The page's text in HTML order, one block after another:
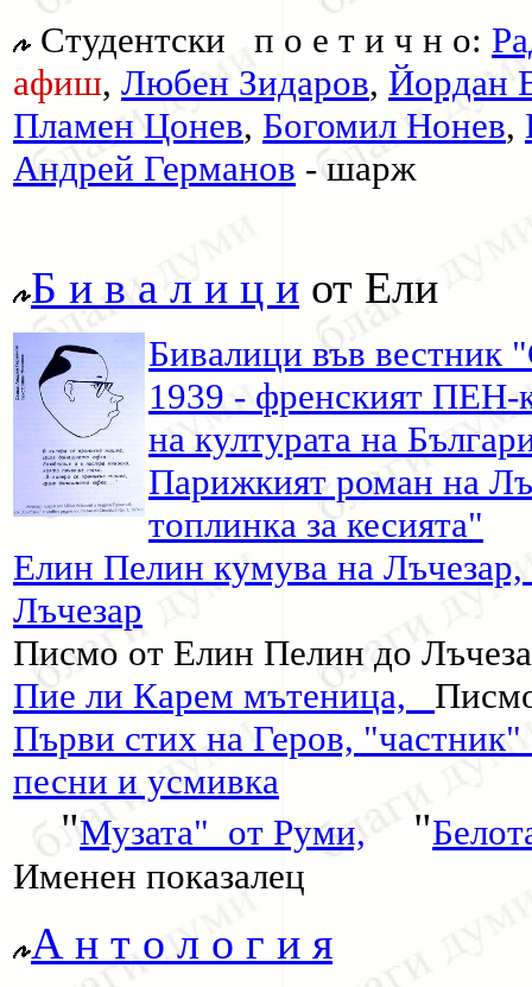
Студентски п о е т и ч н о:
афиш, Любен Зидаров, Йордан
Пламен Цонев, Богомил Нонев,
Андрей Германов - шарж
Б и в а л и ц и от Ели
Бивалици във вестник
1939 - френският ПЕН-
на културата на
Парижкият роман на
топлинка за кесията"
Елин Пелин кумува на
Лъчезар
Писмо от Елин Пелин до
Пие ли Карем мътеница,
Първи стих на Геров,
песни и усмивка
"Музата" от Руми, "
Именен показалец
А н т о л о г и я